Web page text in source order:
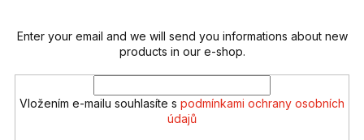
t
r
s
Enter your email and we will send you informations about new
products in our e-shop.
Vložením e-mailu souhlasíte s podmínkami ochrany osobních
údajů